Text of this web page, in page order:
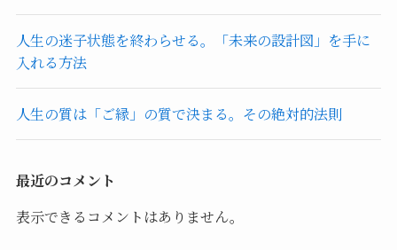
人生の迷子状態を終わらせる。「未来の設計図」を手に
入れる方法
人生の質は「ご縁」の質で決まる。その絶対的法則
最近のコメント
表示できるコメントはありません。